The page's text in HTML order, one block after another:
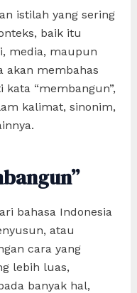
istilah yang sering
baik itu
media, maupun
akan membahas
“membangun”,
kalimat, sinonim,
bahasa Indonesia
atau
cara yang
lebih luas,
banyak hal,